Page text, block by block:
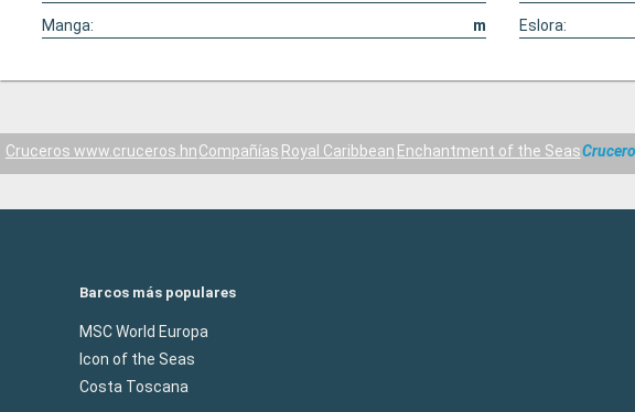
Manga:
m Eslora:
Cruceros www.cruceros.hnCompañías Royal Caribbean Enchantment of the Seas
Barcos más populares
MSC World Europa
Icon of the Seas
Costa Toscana